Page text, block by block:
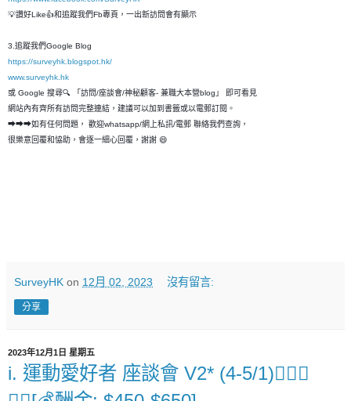
💡讚好Like👍和追蹤我們Fb專頁，一出新訪問會有顯示
3.追蹤我們Google Blog
https://surveyhk.blogspot.hk/
www.surveyhk.hk
或 Google 搜尋🔍 「訪問/座談會/神秘顧客- 兼職大本營blog」 即可看見
網站內有齊所有訪問完整連結，建議可以加到書籤或以電郵訂閱。
➡➡➡如有任何問題， 歡迎whatsapp/網上私訊/電郵 聯絡我們查詢，
很樂意回覆和恊助，會逐一細心回覆，謝謝 😄
SurveyHK on 12月 02, 2023 沒有留言:
分享
2023年12月1日 星期五
i.️ 運動愛好者 座談會 V2* (4-5/1)🤾🏻‍♂️